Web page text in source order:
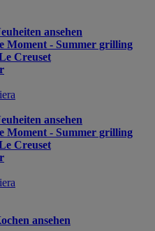
ansehen
Moment - Summer grilling
Creuset
ansehen
Moment - Summer grilling
Creuset
ansehen